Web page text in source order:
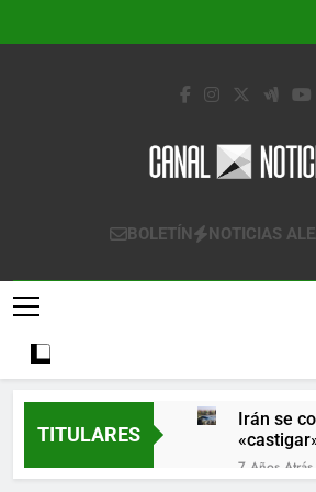
Canal
Canal Noticias
BOLETÍN NOTICIAS
TITULARES
Irán se
derribar
7 Años Atrás